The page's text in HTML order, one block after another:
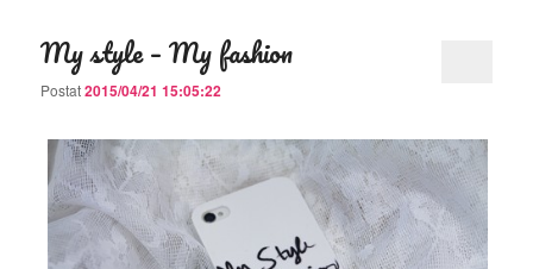
My style – My fashion
Postat2015/04/21 15:05:22